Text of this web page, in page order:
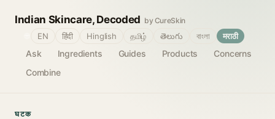
Indian Skincare, Decoded by CureSkin
Ask Ingredients Guides Products
Concerns
Combine
EN हिंदी Hinglish தமிழ் తెలుగు বাংলা मराठी
घटक